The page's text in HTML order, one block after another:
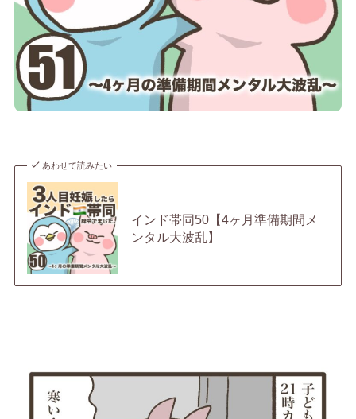
あわせて読みたい
インド帯同50【4ヶ月準備期間メ
ンタル大波乱】